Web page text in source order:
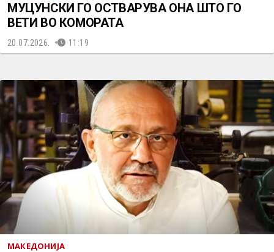
МУЦУНСКИ ГО ОСТВАРУВА ОНА ШТО ГО
ВЕТИ ВО КОМОРАТА
20.07.2026. 11:19
МАКЕДОНИЈА